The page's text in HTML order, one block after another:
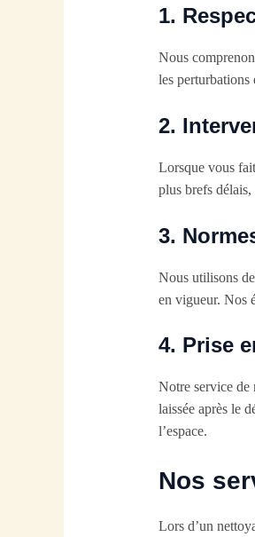
1.
Nous
les perturbations
2.
Lorsque vous
plus brefs
3.
Nous utilisons
en vigueur. Nos
4. Prise
Notre service de
laissée après le
l’espace.
Nos
Lors d’un